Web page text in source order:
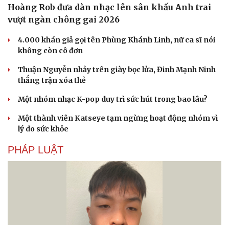
Văn hóa
Sân khấu - Điện ảnh
Văn học
Âm nhạc
Di sản
Nghệ sĩ
Thời trang
Hoàng Rob đưa dàn nhạc lên sân khấu Anh trai
vượt ngàn chông gai 2026
4.000 khán giả gọi tên Phùng Khánh Linh, nữ ca sĩ nói
không còn cô đơn
Thuận Nguyễn nhảy trên giày bọc lửa, Đinh Mạnh Ninh
thắng trận xóa thẻ
Một nhóm nhạc K-pop duy trì sức hút trong bao lâu?
Một thành viên Katseye tạm ngừng hoạt động nhóm vì
lý do sức khỏe
PHÁP LUẬT